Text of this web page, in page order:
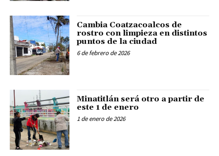
Cambia Coatzacoalcos de
rostro con limpieza en distintos
puntos de la ciudad
6 de febrero de 2026
Minatitlán será otro a partir de
este 1 de enero
1 de enero de 2026